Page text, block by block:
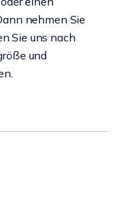
nehmen Sie
Sie uns nach
und